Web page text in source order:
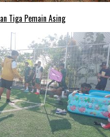
Tiga Pemain Asing